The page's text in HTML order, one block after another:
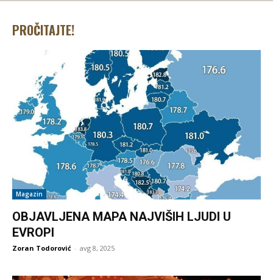
PROČITAJTE!
Magazin
OBJAVLJENA MAPA NAJVIŠIH LJUDI U
EVROPI
Zoran Todorović - avg 8, 2025